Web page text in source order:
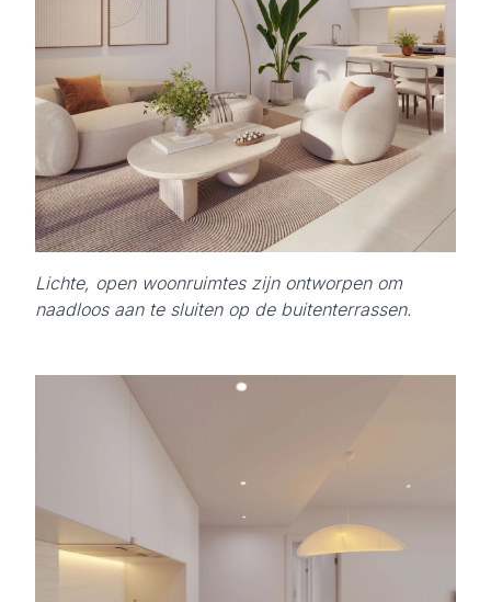
Lichte, open woonruimtes zijn ontworpen om
naadloos aan te sluiten op de buitenterrassen.